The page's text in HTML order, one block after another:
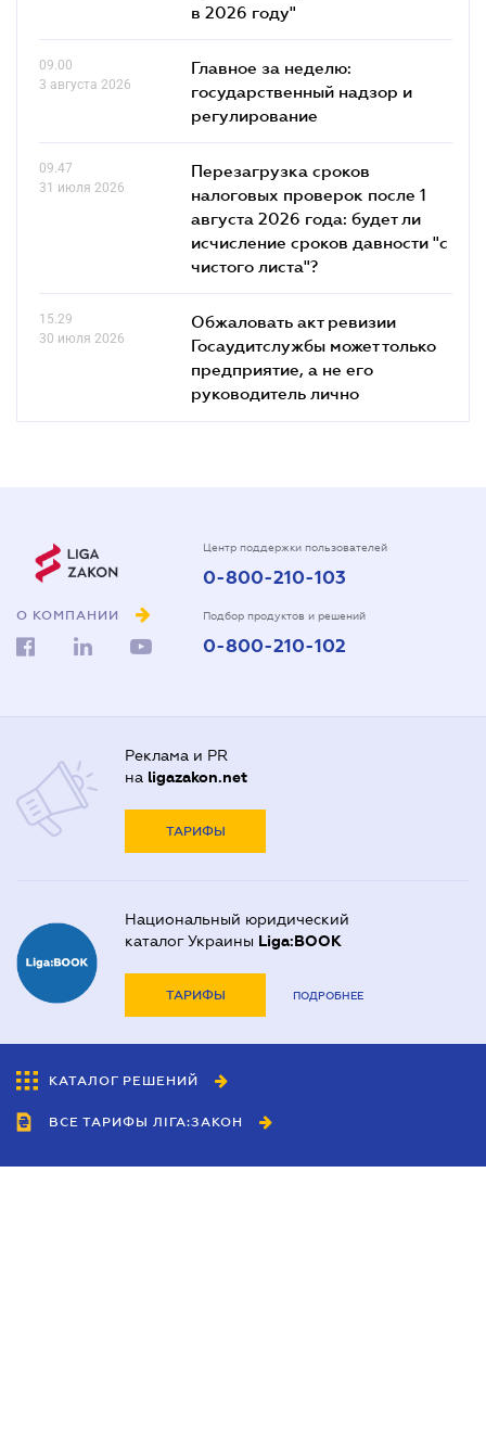
в 2026 году"
09.00
3 августа 2026
Главное за неделю:
государственный надзор и
регулирование
09.47
31 июля 2026
Перезагрузка сроков
налоговых проверок после 1
августа 2026 года: будет ли
исчисление сроков давности "с
чистого листа"?
15.29
30 июля 2026
Обжаловать акт ревизии
Госаудитслужбы может только
предприятие, а не его
руководитель лично
О КОМПАНИИ
Центр поддержки пользователей
0-800-210-103
Подбор продуктов и решений
0-800-210-102
Реклама и PR
на ligazakon.net
ТАРИФЫ
Национальный юридический
каталог Украины Liga:BOOK
ТАРИФЫ ПОДРОБНЕЕ
КАТАЛОГ РЕШЕНИЙ
ВСЕ ТАРИФЫ ЛІГА:ЗАКОН